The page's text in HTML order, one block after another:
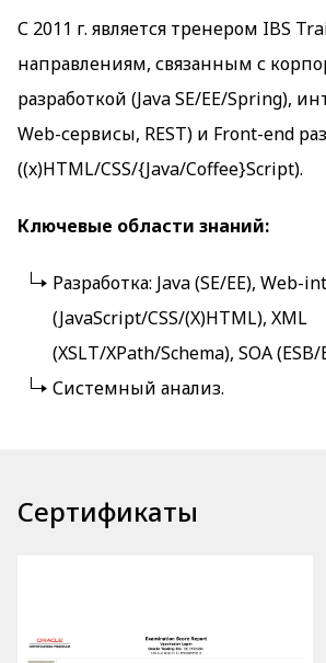
С 2011 г. является тренером IBS
направлениям, связанным с
разработкой (Java SE/EE/Spring),
Web-сервисы, REST) и Front-end
((x)HTML/CSS/{Java/Coffee}Script).
Ключевые области знаний:
Разработка: Java (SE/EE), Web-
(JavaScript/CSS/(X)HTML), XML
(XSLT/XPath/Schema), SOA (ESB/
Системный анализ.
Сертификаты